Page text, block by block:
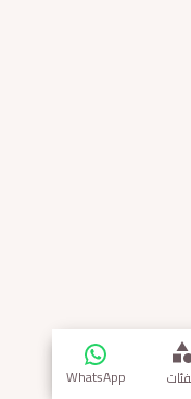
WhatsApp